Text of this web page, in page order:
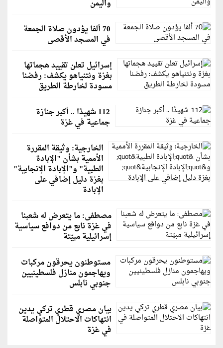
واليمن
70 ألفا يؤدون صلاة الجمعة
في المسجد الأقصى
إسرائيل تعلن تقييد هجماتها
بغزة ونتنياهو يكشف: رفضنا
مسودة لخارطة الطريق
112 شهيدًا .. أكبر جنازة
جماعية في غزة
الخارجية: وثيقة المقررة
الأممية بشأن "الإبادة
الطبية" و"الإبادة الإنجابية"
بغزة دليل إضافي على
الإبادة
مصطفى: ما يتعرض له شعبنا
في غزة نابع من دوافع سياسية
إسرائيلية مبيّتة
مستوطنون يحرقون مركبات
ويهاجمون منازل فلسطينيين
جنوبي نابلس
بيان مصري قطري تركي يدين
انتهاكات الاحتلال المتواصلة
في غزة